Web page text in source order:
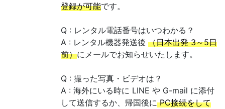
登録が可能です。
Q : レンタル電話番号はいつわかる？
A : レンタル機器発送後 （日本出発 3～5日
前）にメールでお知らせいたします。
Q : 撮った写真・ビデオは？
A : 海外にいる時に LINE や G-mail に添付
して送信するか、帰国後にPC接続をして